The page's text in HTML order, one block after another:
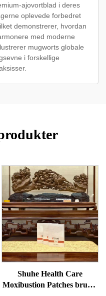
ajovortblad i deres
oplevede forbedret
demonstrerer, hvordan
med moderne
mugworts globale
i forskellige
Shuhe Health Care
Moxibustion Patches bruges